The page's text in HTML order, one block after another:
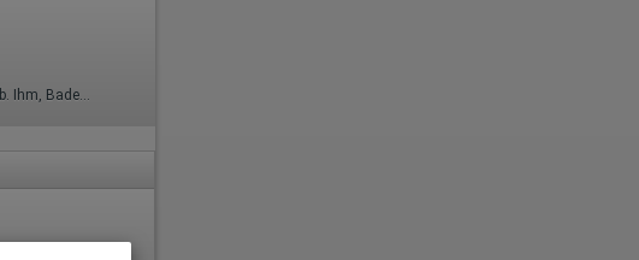
ZK, 69, Franz b. Ihr, Schmu., Kuscheln, Körperküs., AV b. Ihm, Baden / Duschen